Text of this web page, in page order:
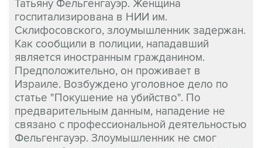
Татьяну Фельгенгауэр. Женщина
госпитализирована в НИИ им.
Склифосовского, злоумышленник задержан.
Как сообщили в полиции, нападавший
является иностранным гражданином.
Предположительно, он проживает в
Израиле. Возбуждено уголовное дело по
статье "Покушение на убийство". По
предварительным данным, нападение не
связано с профессиональной деятельностью
Фельгенгауэр. Злоумышленник не смог